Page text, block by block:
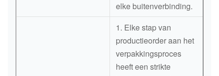
elke buitenverbinding.
1. Elke stap van
productieorder aan het
verpakkingsproces
heeft een strikte